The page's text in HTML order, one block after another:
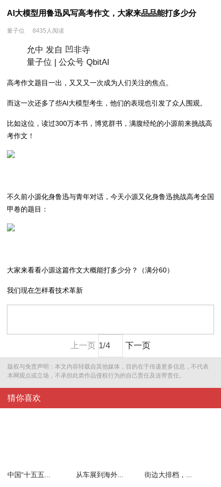
AI大模型用鲁迅风写高考作文，大家来品品能打多少分
量子位 8435人阅读
允中 发自 凹非寺
量子位 | 公众号 QbitAI
高考作文题目一出，又又又一次成为人们关注的焦点。
而这一次还多了些AI大模型考生，他们的表现也引发了众人围观。
比如这位，读过300万本书，博览群书，满腹经纶的小源前来挑战高
考作文！
不久前小源化身鲁迅与青年对话，今天小源又化身鲁迅挑战高考全国
甲卷的题目：
大家来看看小源这篇作文大概能打多少分？（满分60）
我们现在怎样看技术革新
上一页 下一页
版权与免责声明：本文内容转载自其他媒体，目的在于传递更多信息，不代表
本网观点或立场，不承担此类作品侵权行为的自己责任及连带责任。
猜你喜欢
中国“十五五... 从车展到海外... 街边大排档，...